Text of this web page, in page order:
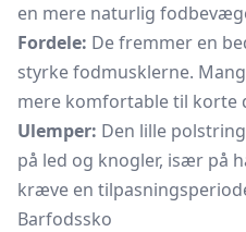
en mere naturlig
Fordele: De fremmer en
styrke fodmusklerne.
mere komfortable til korte
Ulemper: Den lille
på led og knogler, især på
kræve en
Barfodssko